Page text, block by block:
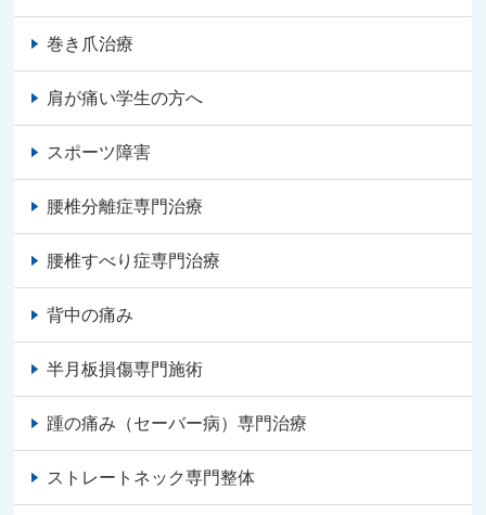
巻き爪治療
肩が痛い学生の方へ
スポーツ障害
腰椎分離症専門治療
腰椎すべり症専門治療
背中の痛み
半月板損傷専門施術
踵の痛み（セーバー病）専門治療
ストレートネック専門整体